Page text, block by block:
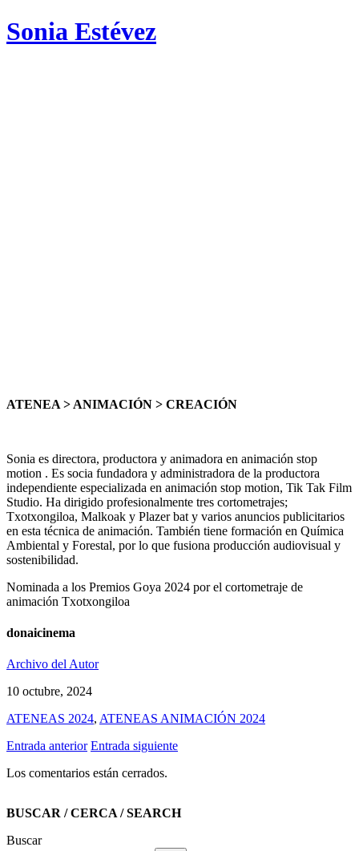
Sonia Estévez
ATENEA > ANIMACIÓN > CREACIÓN
Sonia es directora, productora y animadora en animación stop
motion . Es socia fundadora y administradora de la productora
independiente especializada en animación stop motion, Tik Tak Film
Studio. Ha dirigido profesionalmente tres cortometrajes;
Txotxongiloa, Malkoak y Plazer bat y varios anuncios publicitarios
en esta técnica de animación. También tiene formación en Química
Ambiental y Forestal, por lo que fusiona producción audiovisual y
sostenibilidad.
Nominada a los Premios Goya 2024 por el cortometraje de
animación Txotxongiloa
donaicinema
Archivo del Autor
10 octubre, 2024
ATENEAS 2024, ATENEAS ANIMACIÓN 2024
Entrada anterior Entrada siguiente
Los comentarios están cerrados.
BUSCAR / CERCA / SEARCH
Buscar